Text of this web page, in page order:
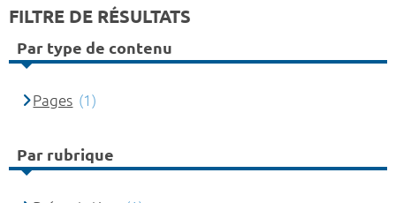
FILTRE DE RÉSULTATS
Par type de contenu
Pages (1)
Par rubrique